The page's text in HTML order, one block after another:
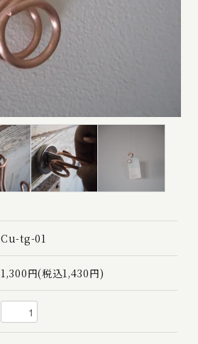
Cu-tg-01
1,300円(税込1,430円)